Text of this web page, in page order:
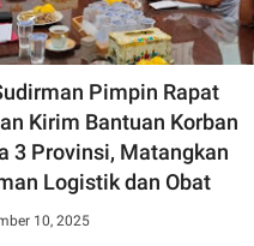
Pimpin Rapat
Kirim Bantuan Korban
3 Provinsi, Matangkan
Logistik dan Obat
10, 2025